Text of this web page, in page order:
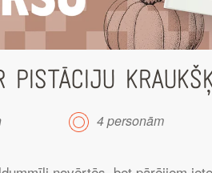
4 personām